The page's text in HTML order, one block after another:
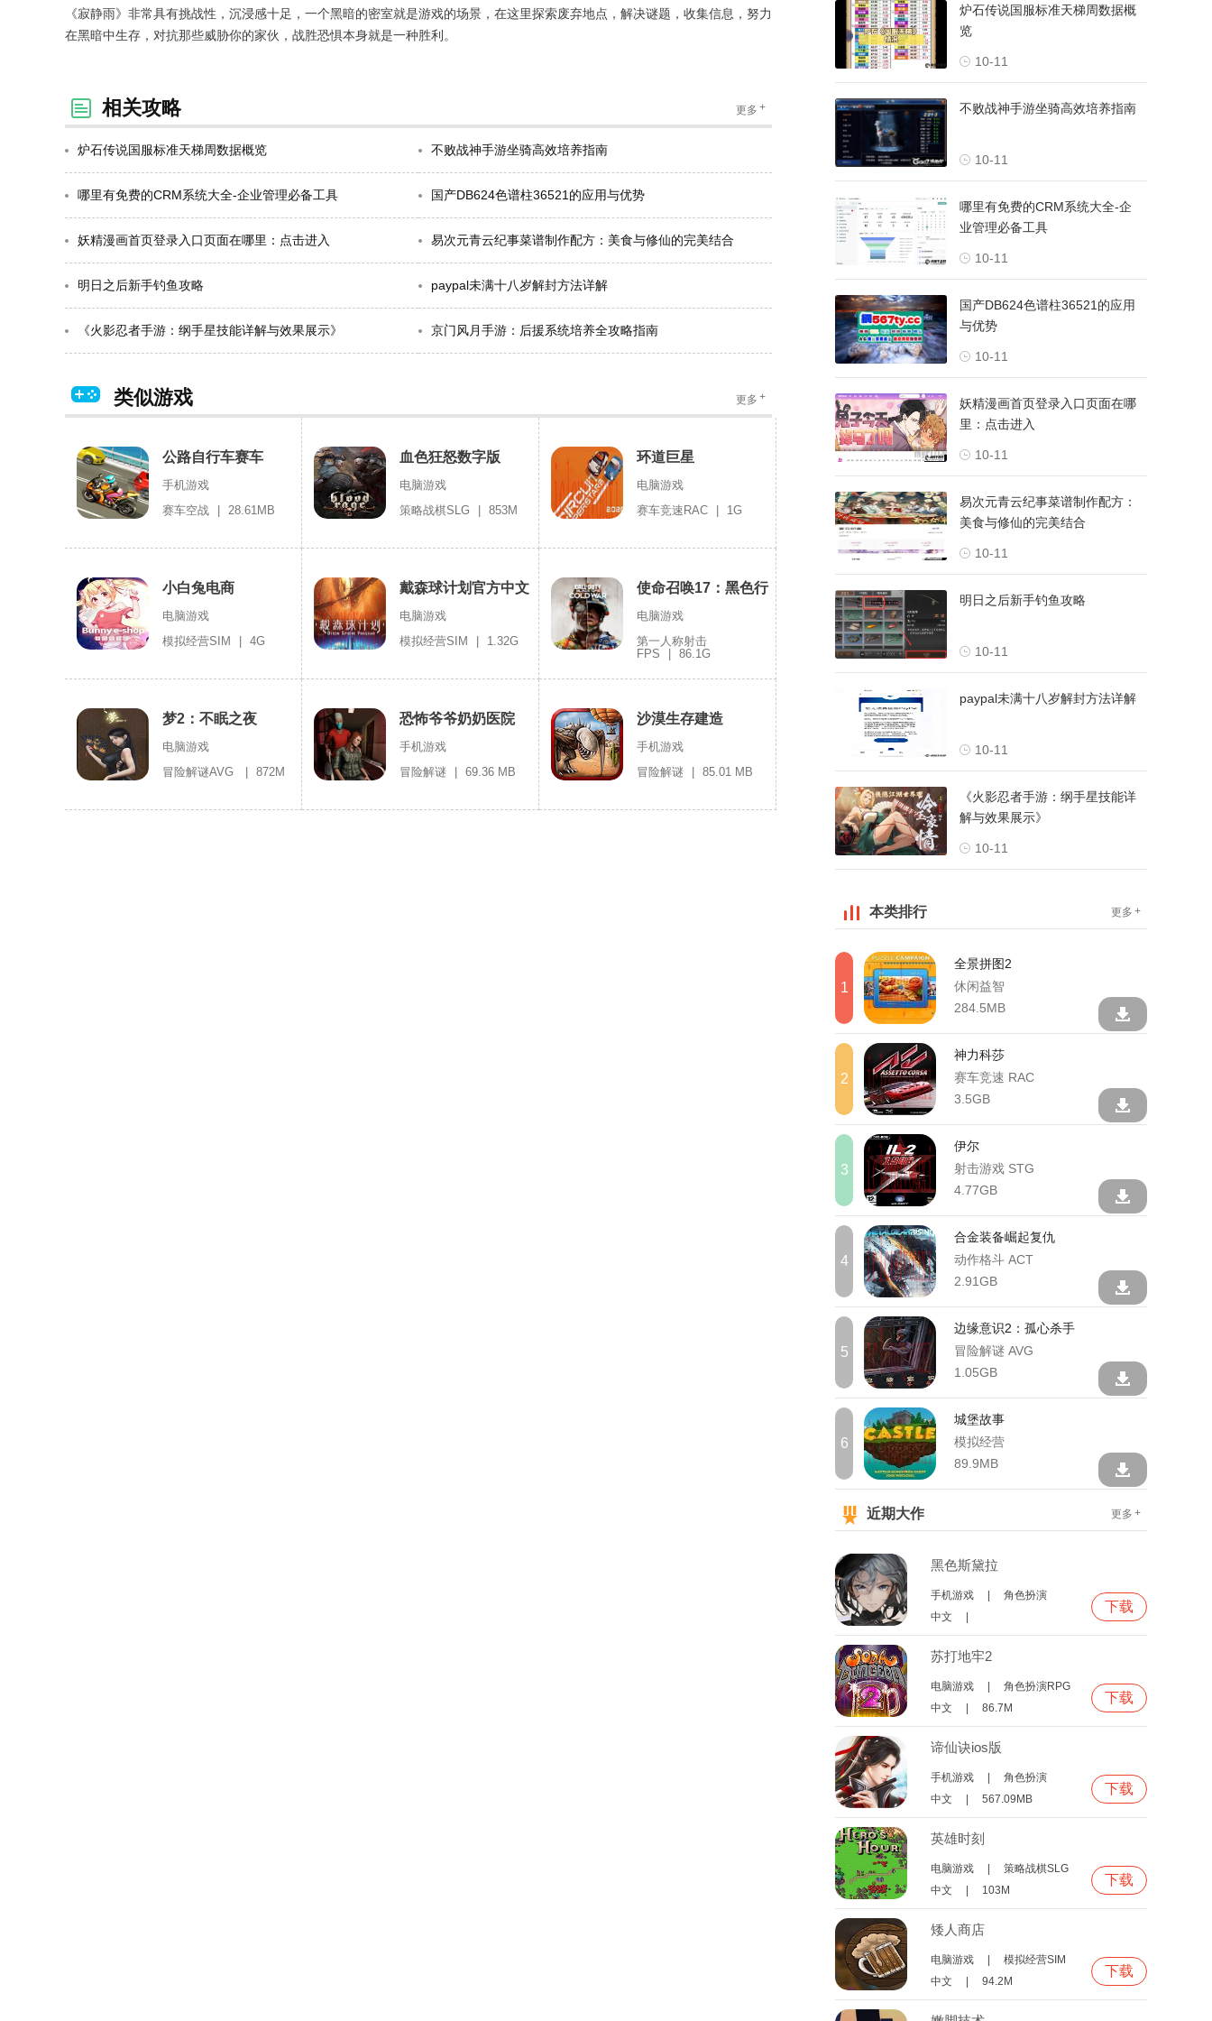
《寂静雨》非常具有挑战性，沉浸感十足，一个黑暗的密室就是游戏的场景，在这里探索废弃地点，解决谜题，收集信息，努力
在黑暗中生存，对抗那些威胁你的家伙，战胜恐惧本身就是一种胜利。
相关攻略 更多 +
炉石传说国服标准天梯周数据概览 不败战神手游坐骑高效培养指南
哪里有免费的CRM系统大全-企业管理必备工具 国产DB624色谱柱36521的应用与优势
妖精漫画首页登录入口页面在哪里：点击进入 易次元青云纪事菜谱制作配方：美食与修仙的完美结合
明日之后新手钓鱼攻略 paypal未满十八岁解封方法详解
《火影忍者手游：纲手星技能详解与效果展示》 京门风月手游：后援系统培养全攻略指南
类似游戏 更多 +
公路自行车赛车
手机游戏
赛车空战
28.61MB
血色狂怒数字版
电脑游戏
策略战棋SLG
853M
环道巨星
电脑游戏
赛车竞速RAC
1G
小白兔电商
电脑游戏
模拟经营SIM
4G
戴森球计划官方中文
电脑游戏
模拟经营SIM
1.32G
使命召唤17：黑色行
电脑游戏
第一人称射击
FPS
86.1G
梦2：不眠之夜
电脑游戏
冒险解谜AVG
872M
恐怖爷爷奶奶医院
手机游戏
冒险解谜
69.36 MB
沙漠生存建造
手机游戏
冒险解谜
85.01 MB
炉石传说国服标准天梯周数据概
览
10-11
不败战神手游坐骑高效培养指南
10-11
哪里有免费的CRM系统大全-企
业管理必备工具
10-11
国产DB624色谱柱36521的应用
与优势
10-11
妖精漫画首页登录入口页面在哪
里：点击进入
10-11
易次元青云纪事菜谱制作配方：
美食与修仙的完美结合
10-11
明日之后新手钓鱼攻略
10-11
paypal未满十八岁解封方法详解
10-11
《火影忍者手游：纲手星技能详
解与效果展示》
10-11
本类排行 更多 +
1
全景拼图2
休闲益智
284.5MB
2
神力科莎
赛车竞速 RAC
3.5GB
3
伊尔
射击游戏 STG
4.77GB
4
合金装备崛起复仇
动作格斗 ACT
2.91GB
5
边缘意识2：孤心杀手
冒险解谜 AVG
1.05GB
6
城堡故事
模拟经营
89.9MB
近期大作 更多 +
黑色斯黛拉
手机游戏
角色扮演
中文
下载
苏打地牢2
电脑游戏
角色扮演RPG
中文
86.7M
下载
谛仙诀ios版
手机游戏
角色扮演
中文
567.09MB
下载
英雄时刻
电脑游戏
策略战棋SLG
中文
103M
下载
矮人商店
电脑游戏
模拟经营SIM
中文
94.2M
下载